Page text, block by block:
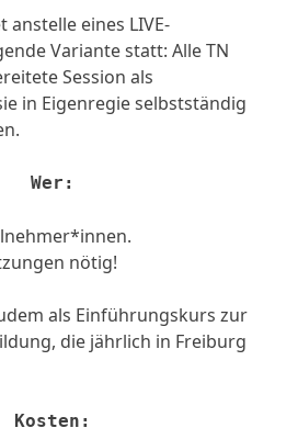
eines LIVE-
Variante statt: Alle TN
Session als
in Eigenregie selbstständig
Wer:
nötig!
als Einführungskurs zur
die jährlich in Freiburg
Kosten: